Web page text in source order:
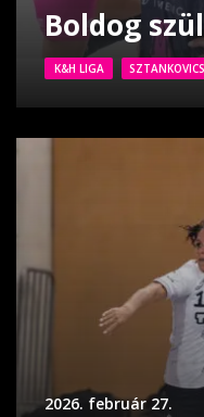
Boldog
K&H LIGA
2026. február 27.